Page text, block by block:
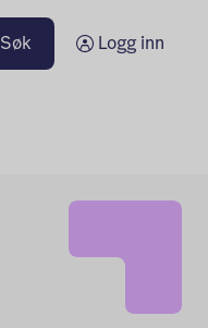
Søk Logg inn